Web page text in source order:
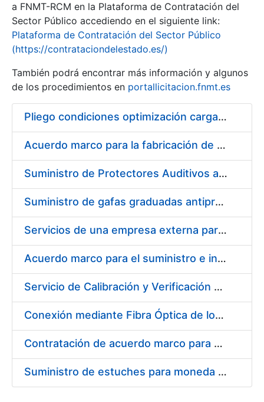
Show/Hide
a FNMT-RCM en la Plataforma de Contratación del
Sector Público accediendo en el siguiente link:
Plataforma de Contratación del Sector Público
(https://contrataciondelestado.es/)
También podrá encontrar más información y algunos
de los procedimientos en portallicitacion.fnmt.es
Pliego condiciones optimización cargas compras firmado
Acuerdo marco para la fabricación de piezas
Suministro de Protectores Auditivos a medida para las personas trabajadoras de los Centros de Trabajo de Madrid y Burgos
Suministro de gafas graduadas antiproyecciones para los trabajadores de la FNMT-RCM en los centros de trabajo de Madrid y Burgos
Servicios de una empresa externa para el asesoramiento y resolución de los recursos de alzada que se presentan relacionados con procesos de selección para la FNMT-RCM
Acuerdo marco para el suministro e instalación de persianas, estores y otros complementos
Servicio de Calibración y Verificación Externa de los Equipos de Medición del Servicio de Prevención de la FNMT-RCM
Conexión mediante Fibra Óptica de los Centros de Proceso de Datos (CPDs) de las sedes de la FNMT-RCM de Burgos y Madrid
Contratación de acuerdo marco para el Suministro de Material de Electricidad para la Fábrica Nacional de Moneda y Timbre-Real Casa de la Moneda en su centro de trabajo de Burgos
Suministro de estuches para moneda de 30 €